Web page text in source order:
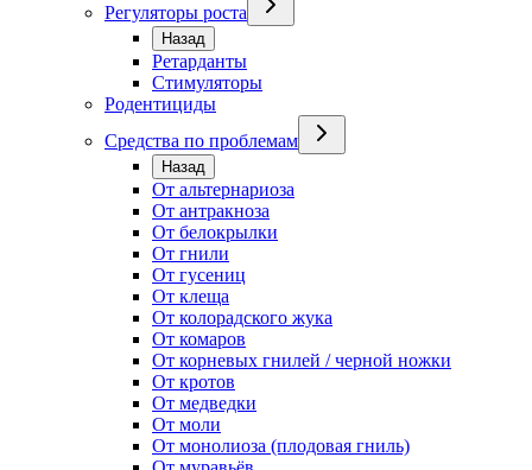
Регуляторы роста
Назад
Ретарданты
Стимуляторы
Родентициды
Средства по проблемам
Назад
От альтернариоза
От антракноза
От белокрылки
От гнили
От гусениц
От клеща
От колорадского жука
От комаров
От корневых гнилей / черной ножки
От кротов
От медведки
От моли
От монолиоза (плодовая гниль)